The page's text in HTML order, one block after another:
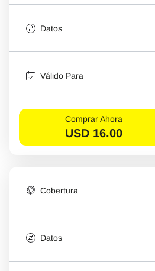
Datos
Válido Para
Comprar Ahora
USD 16.00
Cobertura
Datos